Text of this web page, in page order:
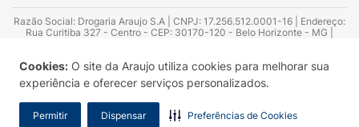
Cookies: O site da Araujo utiliza cookies para melhorar sua
experiência e oferecer serviços personalizados.
Permitir Dispensar Preferências de Cookies
Razão Social: Drogaria Araujo S.A | CNPJ: 17.256.512.0001-16 | Endereço:
Rua Curitiba 327 - Centro - CEP: 30170-120 - Belo Horizonte - MG |
Azevedo Guimarães – CRF 10.965 | Yasmin Silva Alvarenga – CRF 52.584 -
Consultor substituto: Thiago Aguiar Pinheiro - CRF Nº 13.748. Alvará
Sanitário: 2025020713 | Autorização de Funcionamento da Empresa (AFE):